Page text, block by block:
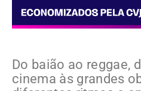
Do baião ao reggae,
cinema às grandes